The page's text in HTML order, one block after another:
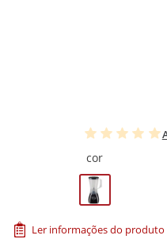
cor
Ler informações do produto